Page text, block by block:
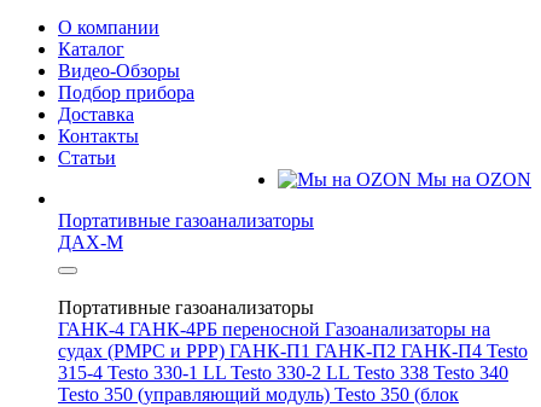
О компании
Каталог
Видео-Обзоры
Подбор прибора
Доставка
Контакты
Статьи
Мы на OZON
Портативные газоанализаторы
ДАХ-М
Портативные газоанализаторы
ГАНК-4 ГАНК-4РБ переносной Газоанализаторы на
судах (РМРС и РРР) ГАНК-П1 ГАНК-П2 ГАНК-П4 Testo
315-4 Testo 330-1 LL Testo 330-2 LL Testo 338 Testo 340
Testo 350 (управляющий модуль) Testo 350 (блок